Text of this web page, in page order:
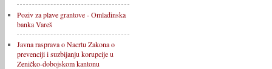
Poziv za plave grantove - Omladinska
banka Vareš
Javna rasprava o Nacrtu Zakona o
prevenciji i suzbijanju korupcije u
Zeničko-dobojskom kantonu